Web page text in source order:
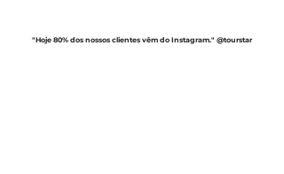
"Hoje 80% dos nossos clientes vêm do Instagram." @tourstar